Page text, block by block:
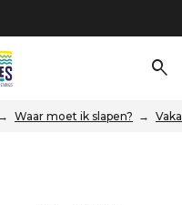
Waar moet ik slapen?